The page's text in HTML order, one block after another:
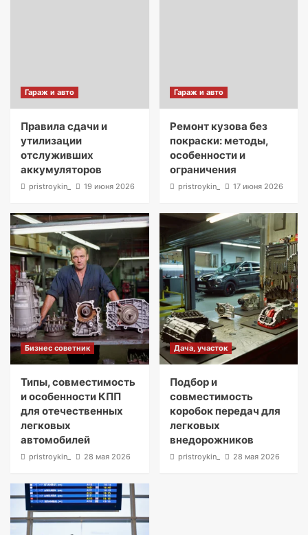
Гараж и авто
Правила сдачи и
утилизации
отслуживших
аккумуляторов
pristroykin_ 19 июня 2026
Гараж и авто
Ремонт кузова без
покраски: методы,
особенности и
ограничения
pristroykin_ 17 июня 2026
Бизнес советник
Типы, совместимость
и особенности КПП
для отечественных
легковых
автомобилей
pristroykin_ 28 мая 2026
Дача, участок
Подбор и
совместимость
коробок передач для
легковых
внедорожников
pristroykin_ 28 мая 2026